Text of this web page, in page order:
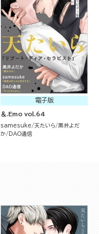
電子版
＆.Emo vol.64
samesuke 天たいら
黒井よだ
か
DAO通信